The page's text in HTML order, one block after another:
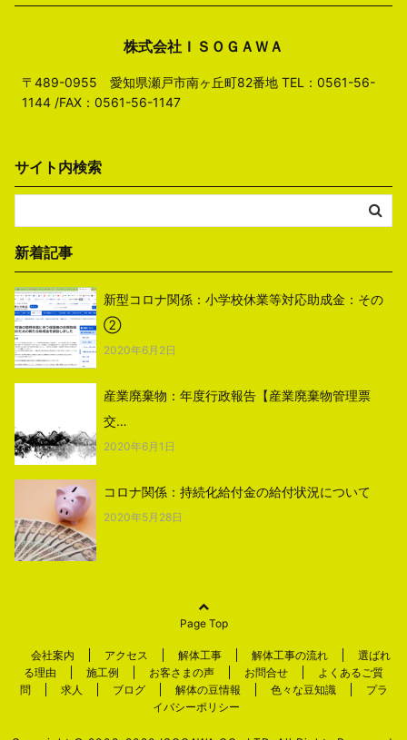
株式会社ＩＳＯＧＡＷＡ
〒489-0955 愛知県瀬戸市南ヶ丘町82番地 TEL：0561-56-
1144 /FAX：0561-56-1147
サイト内検索
新着記事
新型コロナ関係：小学校休業等対応助成金：その
②
2020年6月2日
産業廃棄物：年度行政報告【産業廃棄物管理票
交…
2020年6月1日
コロナ関係：持続化給付金の給付状況について
2020年5月28日
Page Top
会社案内 アクセス 解体工事 解体工事の流れ
選ばれ
る理由
施工例 お客さまの声 お問合せ
よくあるご質
問
求人 ブログ 解体の豆情報 色々な豆知識
プラ
イバシーポリシー